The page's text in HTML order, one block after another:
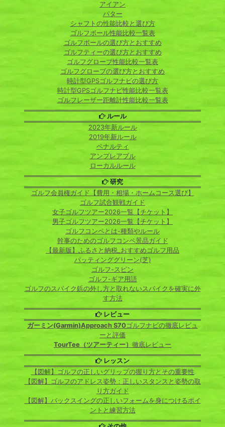
アイアン
パター
シャフトの性能比較と選び方
ゴルフボール性能比較一覧表
ゴルフボールの選び方とおすすめ
ゴルフティーの選び方とおすすめ
ゴルフグローブ性能比較一覧表
ゴルフグローブの選び方とおすすめ
時計型GPSゴルフナビの選び方
時計型GPSゴルフナビ性能比較一覧表
ゴルフレーザー距離計性能比較一覧表
ルール
2023年新ルール
2019年新ルール
ペナルティ
アンプレアブル
ローカルルール
研究
ゴルフ会員権ガイド【費用・相場・ホームコース選び】
ゴルフ試合観戦ガイド
女子ゴルフツアー2026一覧【チケット】
男子ゴルフツアー2026一覧【チケット】
ゴルフコンペとは-種類やルール
幹事のためのゴルフコンペ景品ガイド
【最新版】ふるさと納税_おすすめゴルフ用品
パッティンググリーン(芝)
ゴルフ-スピン
ゴルフ-ギア用語
ゴルフのスパイク鋲の外し方と取れないスパイクを確実に外
す方法
レビュー
ガーミン(Garmin)Approach S70ゴルフナビの徹底レビュ
ーと評価
TourTee（ツアーティー） 徹底レビュー
レッスン
【図解】ゴルフの正しいグリップの握り方とその重要性
【図解】ゴルフのアドレス姿勢：正しいスタンスと姿勢の取
り方ガイド
【図解】バックスイングの正しいフォームを身につけるポイ
ントと練習方法